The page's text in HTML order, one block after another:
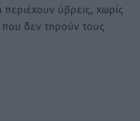
ύβρεις, χωρίς
δεν τηρούν τους